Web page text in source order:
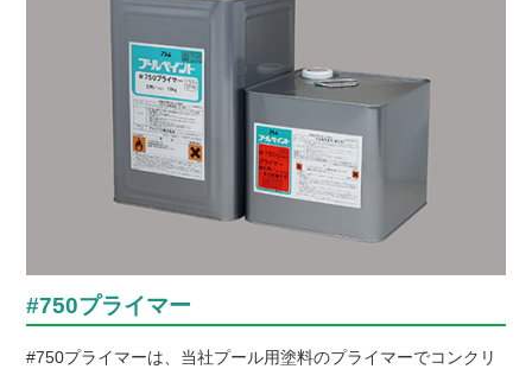
#750プライマー
#750プライマーは、当社プール用塗料のプライマーでコンクリ